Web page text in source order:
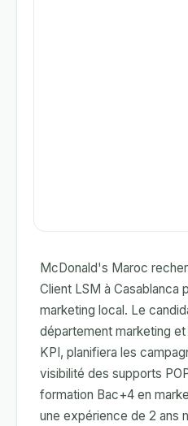
McDonald's Maroc
Client LSM à Casablanca
marketing local. Le
département marketing
KPI, planifiera les
visibilité des supports
formation Bac+4 en
une expérience de 2 ans